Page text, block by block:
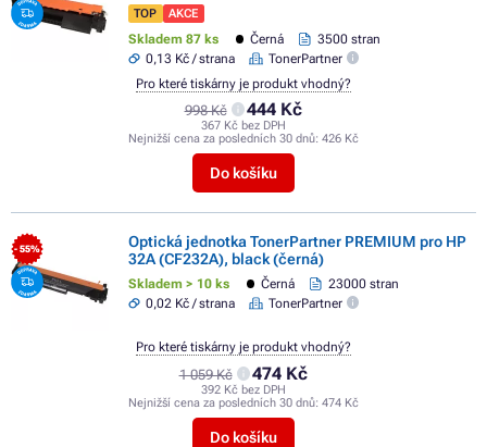
TOP AKCE
Skladem 87 ks Černá
3500 stran
0,13 Kč / strana
TonerPartner
998 Kč 444 Kč
367 Kč bez DPH
Nejnižší cena za posledních 30 dnů: 426 Kč
Do košíku
Pro které tiskárny je produkt vhodný?
- 55%
Optická jednotka TonerPartner PREMIUM pro HP
32A (CF232A), black (černá)
Skladem > 10 ks Černá
23000 stran
0,02 Kč / strana
TonerPartner
1 059 Kč 474 Kč
392 Kč bez DPH
Nejnižší cena za posledních 30 dnů: 474 Kč
Do košíku
Pro které tiskárny je produkt vhodný?